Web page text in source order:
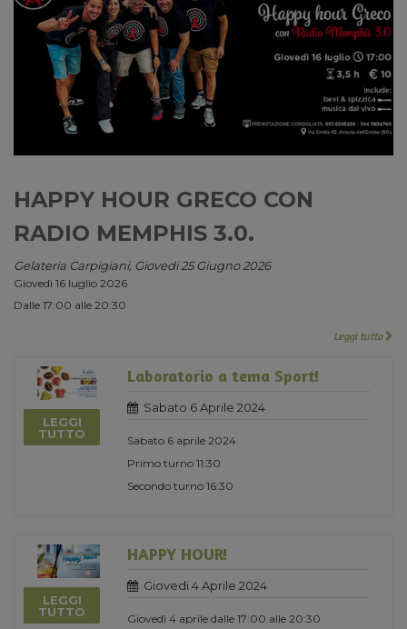
HAPPY HOUR GRECO CON
RADIO MEMPHIS 3.0.
Gelateria Carpigiani, Giovedi 25 Giugno 2026
Giovedì 16 luglio 2026
Dalle 17:00 alle 20:30
Leggi tutto
LEGGI
TUTTO
Laboratorio a tema Sport!
Sabato 6 Aprile 2024
Sabato 6 aprile 2024
Primo turno 11:30
Secondo turno 16:30
LEGGI
TUTTO
HAPPY HOUR!
Giovedi 4 Aprile 2024
Giovedì 4 aprile dalle 17:00 alle 20:30